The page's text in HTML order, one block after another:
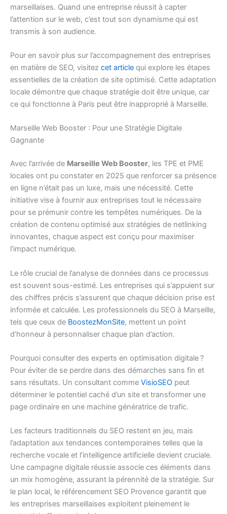
marseillaises. Quand une entreprise réussit à capter
l’attention sur le web, c’est tout son dynamisme qui est
transmis à son audience.
Pour en savoir plus sur l’accompagnement des entreprises
en matière de SEO, visitez cet article qui explore les étapes
essentielles de la création de site optimisé. Cette adaptation
locale démontre que chaque stratégie doit être unique, car
ce qui fonctionne à Paris peut être inapproprié à Marseille.
Marseille Web Booster : Pour une Stratégie Digitale
Gagnante
Avec l’arrivée de Marseille Web Booster, les TPE et PME
locales ont pu constater en 2025 que renforcer sa présence
en ligne n’était pas un luxe, mais une nécessité. Cette
initiative vise à fournir aux entreprises tout le nécessaire
pour se prémunir contre les tempêtes numériques. De la
création de contenu optimisé aux stratégies de netlinking
innovantes, chaque aspect est conçu pour maximiser
l’impact numérique.
Le rôle crucial de l’analyse de données dans ce processus
est souvent sous-estimé. Les entreprises qui s’appuient sur
des chiffres précis s’assurent que chaque décision prise est
informée et calculée. Les professionnels du SEO à Marseille,
tels que ceux de BoostezMonSite, mettent un point
d’honneur à personnaliser chaque plan d’action.
Pourquoi consulter des experts en optimisation digitale ?
Pour éviter de se perdre dans des démarches sans fin et
sans résultats. Un consultant comme VisioSEO peut
déterminer le potentiel caché d’un site et transformer une
page ordinaire en une machine génératrice de trafic.
Les facteurs traditionnels du SEO restent en jeu, mais
l’adaptation aux tendances contemporaines telles que la
recherche vocale et l’intelligence artificielle devient cruciale.
Une campagne digitale réussie associe ces éléments dans
un mix homogène, assurant la pérennité de la stratégie. Sur
le plan local, le référencement SEO Provence garantit que
les entreprises marseillaises exploitent pleinement le